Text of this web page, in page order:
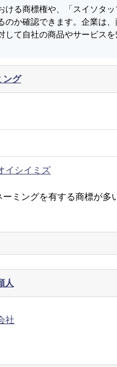
ける商標権や、「スイソタ
のか確認できます。企業は
して自社の商品やサービス
ング
イシイミズ
ミングを有する商標が多
人
社